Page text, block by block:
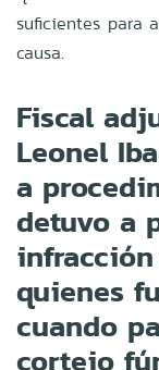
suficientes para
causa.
Fiscal
Leonel
a
detuvo a
quienes
cuando
cortejo